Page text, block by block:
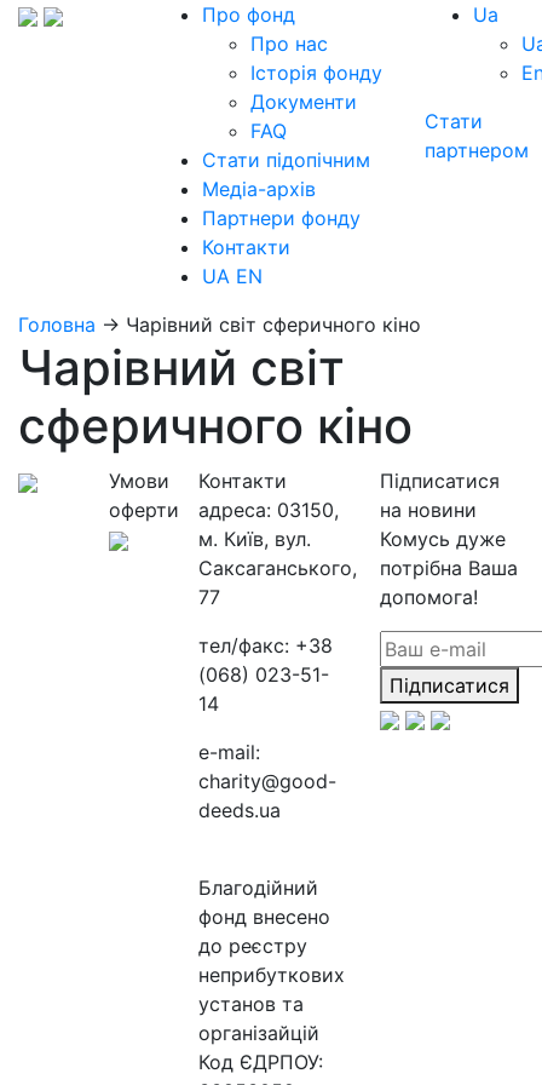
Про фонд
Про нас
Історія фонду
Документи
FAQ
Стати підопічним
Медіа-архів
Партнери фонду
Контакти
UA EN
Ua
Стати
партнером
Головна → Чарівний світ сферичного кіно
Чарівний світ
сферичного кіно
Умови
оферти
Контакти
адреса: 03150,
м. Київ, вул.
Саксаганського,
77
тел/факс: +38
(068) 023-51-
14
e-mail:
charity@good-
deeds.ua
Благодійний
фонд внесено
до реєстру
неприбуткових
установ та
організайцій
Код ЄДРПОУ:
Підписатися
на новини
Комусь дуже
потрібна Ваша
допомога!
Підписатися